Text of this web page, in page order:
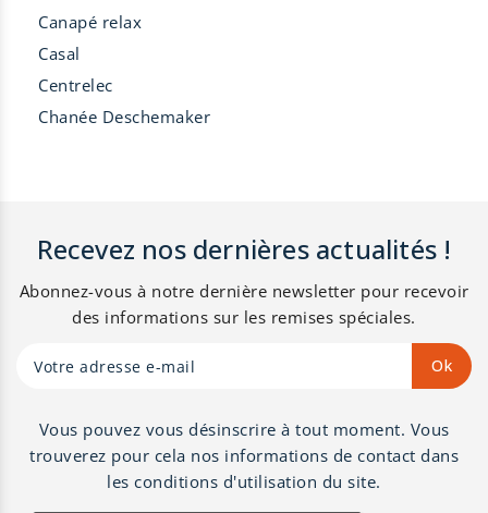
Canapé relax
Casal
Centrelec
Chanée Deschemaker
Recevez nos dernières actualités !
Abonnez-vous à notre dernière newsletter pour recevoir
des informations sur les remises spéciales.
Vous pouvez vous désinscrire à tout moment. Vous
trouverez pour cela nos informations de contact dans
les conditions d'utilisation du site.